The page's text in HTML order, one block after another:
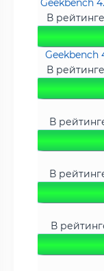
Geekbench
В
Geekbench
В
В
В
В